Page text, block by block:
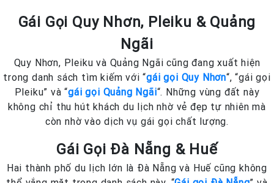
Gái Gọi Quy Nhơn, Pleiku & Quảng
Ngãi
Quy Nhơn, Pleiku và Quảng Ngãi cũng đang xuất hiện
trong danh sách tìm kiếm với “gái gọi Quy Nhơn“, “gái gọi
Pleiku” và “gái gọi Quảng Ngãi“. Những vùng đất này
không chỉ thu hút khách du lịch nhờ vẻ đẹp tự nhiên mà
còn nhờ vào dịch vụ gái gọi chất lượng.
Gái Gọi Đà Nẵng & Huế
Hai thành phố du lịch lớn là Đà Nẵng và Huế cũng không